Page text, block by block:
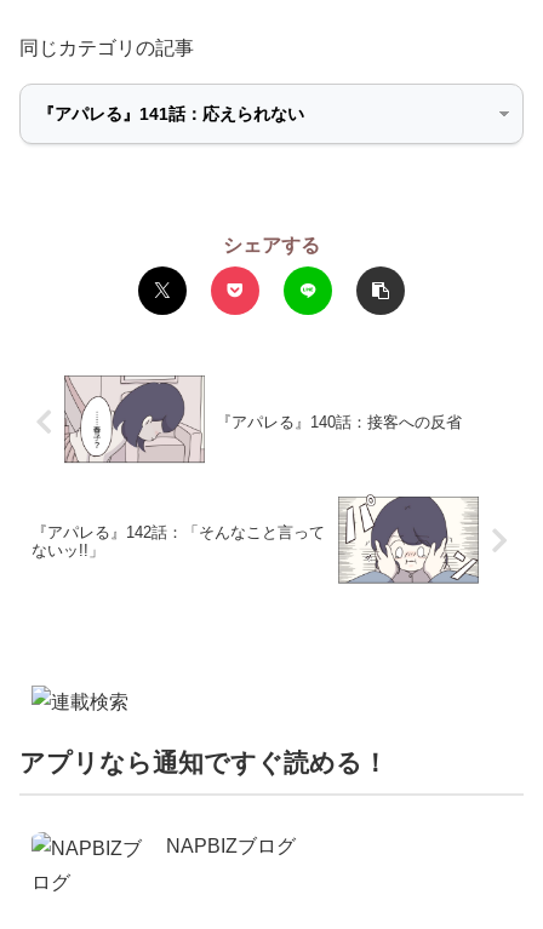
同じカテゴリの記事
シェアする
『アパレる』140話：接客への反省
『アパレる』142話：「そんなこと言って
ないッ!!」
アプリなら通知ですぐ読める！
NAPBIZブログ